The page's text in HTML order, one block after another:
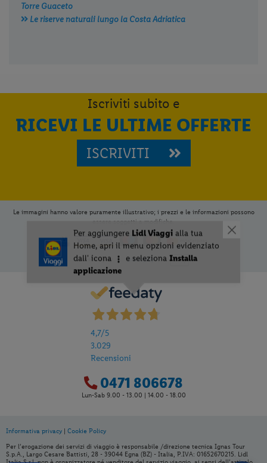
Torre Guaceto
Le riserve naturali lungo la Costa Adriatica
Iscriviti subito e
RICEVI LE ULTIME OFFERTE
ISCRIVITI
Le immagini hanno valore puramente illustrativo; i prezzi e le informazioni possono
essere soggetti a modifiche.
4,7/5
3.029
Recensioni
0471 806678
Lun-Sab 9.00 - 13.00 | 14.00 - 18.00
Informativa privacy | Cookie Policy
Per l’erogazione dei servizi di viaggio è responsabile /direzione tecnica Ignas Tour
S.p.A., Largo Cesare Battisti, 28 - 39044 Egna (BZ) - Italia, P.IVA: 01652670215. Lidl
Home, apri il menu opzioni evidenziato